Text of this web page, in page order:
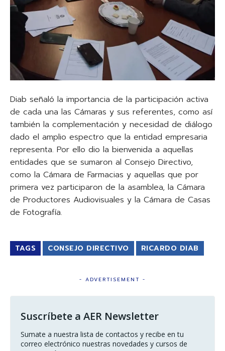
Diab señaló la importancia de la participación activa
de cada una las Cámaras y sus referentes, como así
también la complementación y necesidad de diálogo
dado el amplio espectro que la entidad empresaria
representa. Por ello dio la bienvenida a aquellas
entidades que se sumaron al Consejo Directivo,
como la Cámara de Farmacias y aquellas que por
primera vez participaron de la asamblea, la Cámara
de Productores Audiovisuales y la Cámara de Casas
de Fotografía.
TAGS CONSEJO DIRECTIVO RICARDO DIAB
- ADVERTISEMENT -
Suscríbete a AER Newsletter
Sumate a nuestra lista de contactos y recibe en tu
correo electrónico nuestras novedades y cursos de